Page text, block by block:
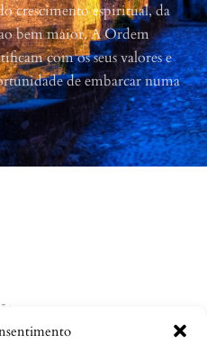
crescimento espiritual, da
bem maior. A Ordem
com os seus valores e
de embarcar numa